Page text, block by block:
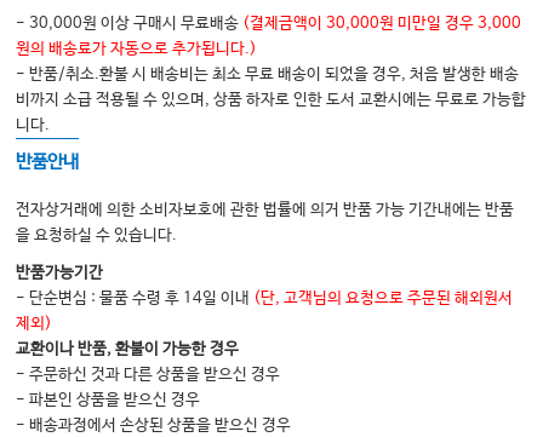
Chapter 32 어깨
Chapter 33 팔꿈치
Chapter 34 손목과 손
Chapter 35 척추와 엉치뼈
Chapter 37 무릎
Chapter 38 발과 발목
Chapter 39 흉곽
Part 5. 류마티스관절염
Chapter 40 역학과 위험인자
- 30,000원 이상 구매시 무료배송 (결제금액이 30,000원 미만일 경우 3,000
원의 배송료가 자동으로 추가됩니다.)
- 반품/취소.환불 시 배송비는 최소 무료 배송이 되었을 경우, 처음 발생한 배송
비까지 소급 적용될 수 있으며, 상품 하자로 인한 도서 교환시에는 무료로 가능합
니다.
반품안내
전자상거래에 의한 소비자보호에 관한 법률에 의거 반품 가능 기간내에는 반품
을 요청하실 수 있습니다.
반품가능기간
- 단순변심 : 물품 수령 후 14일 이내 (단, 고객님의 요청으로 주문된 해외원서
제외)
교환이나 반품, 환불이 가능한 경우
- 주문하신 것과 다른 상품을 받으신 경우
- 파본인 상품을 받으신 경우
- 배송과정에서 손상된 상품을 받으신 경우